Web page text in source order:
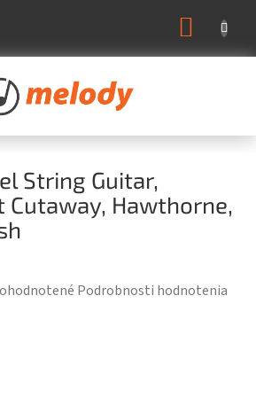
String Guitar,
Cutaway, Hawthorne,
Podrobnosti hodnotenia